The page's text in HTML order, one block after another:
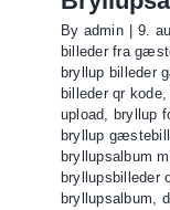
By admin 9.
billeder fra
bryllup billeder
billeder qr kode,
upload, bryllup
bryllup
bryllupsalbum
bryllupsbilleder
bryllupsalbum,